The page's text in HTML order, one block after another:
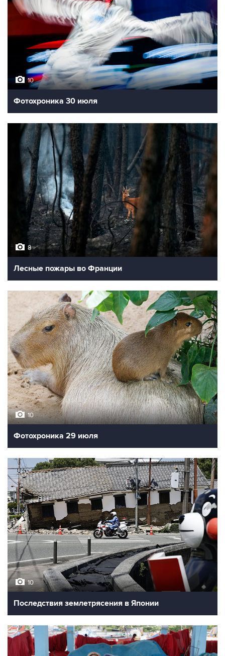
10
Фотохроника 30 июля
8
Лесные пожары во Франции
10
Фотохроника 29 июля
10
Последствия землетрясения в Японии